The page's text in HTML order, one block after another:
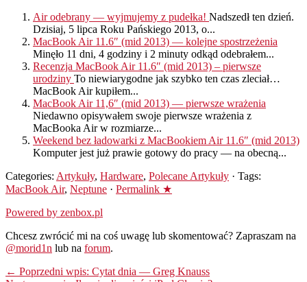
Air odebrany — wyjmujemy z pudełka! Nadszedł ten dzień.
Dzisiaj, 5 lipca Roku Pańskiego 2013, o...
MacBook Air 11.6″ (mid 2013) — kolejne spostrzeżenia
Minęło 11 dni, 4 godziny i 2 minuty odkąd odebrałem...
Recenzja MacBook Air 11.6″ (mid 2013) – pierwsze
urodziny To niewiarygodne jak szybko ten czas zleciał…
MacBook Air kupiłem...
MacBook Air 11,6″ (mid 2013) — pierwsze wrażenia
Niedawno opisywałem swoje pierwsze wrażenia z
MacBooka Air w rozmiarze...
Weekend bez ładowarki z MacBookiem Air 11.6″ (mid 2013)
Komputer jest już prawie gotowy do pracy — na obecną...
Categories: Artykuły, Hardware, Polecane Artykuły · Tags:
MacBook Air, Neptune · Permalink ★
Powered by zenbox.pl
Chcesz zwrócić mi na coś uwagę lub skomentować? Zapraszam na
@morid1n lub na forum.
← Poprzedni wpis: Cytat dnia — Greg Knauss